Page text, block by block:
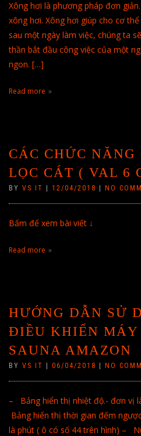
Xông hơi là phương pháp đơn
xông hơi. Xông hơi giúp cho cơ
sau một ngày làm việc, chúng ta
thần bắt đầu công việc của một
ngon. […]
Read more
CÁC CHỨC
LỌC CÁT ( VAL 6
BY VS IT 12/04/2018 NO
Bấm để xem bài viết ↓
Read more
HƯỚNG DẪN SỬ
ĐIỀU KHIỂN MÁY
SAUNA AMAZON
BY VS IT 06/04/2018 NO
– Bảng hiển thị nhiệt độ.- đơn vị
Bảng hiển thị thời gian đếm
là phút ( ô có số 44 trên hình) –